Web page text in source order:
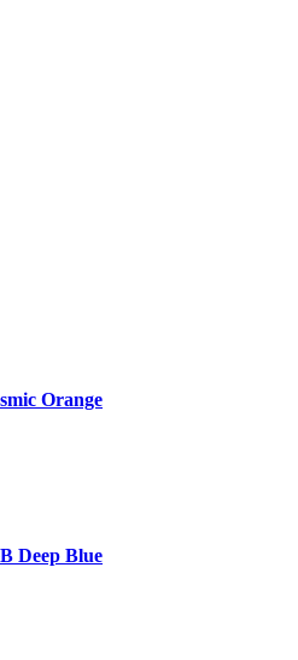
Orange
Deep Blue